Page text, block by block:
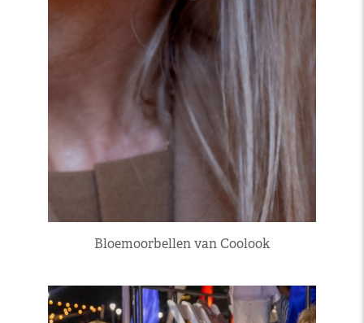
Bloemoorbellen van Coolook